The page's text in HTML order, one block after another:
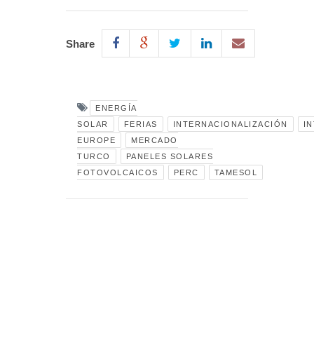
Share
ENERGÍA
SOLAR
FERIAS INTERNACIONALIZACIÓN
EUROPE
MERCADO
TURCO
PANELES SOLARES
FOTOVOLCAICOS
PERC TAMESOL